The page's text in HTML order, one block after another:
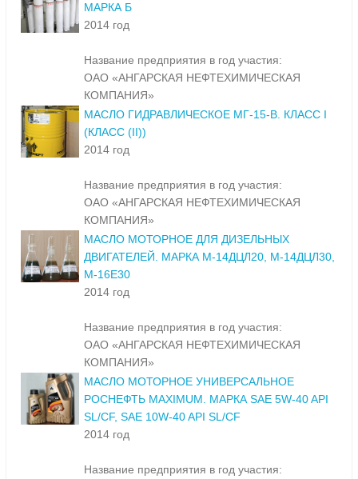
МАРКА Б
2014 год
Название предприятия в год участия:
ОАО «АНГАРСКАЯ НЕФТЕХИМИЧЕСКАЯ
КОМПАНИЯ»
МАСЛО ГИДРАВЛИЧЕСКОЕ МГ-15-В. КЛАСС I
(КЛАСС (II))
2014 год
Название предприятия в год участия:
ОАО «АНГАРСКАЯ НЕФТЕХИМИЧЕСКАЯ
КОМПАНИЯ»
МАСЛО МОТОРНОЕ ДЛЯ ДИЗЕЛЬНЫХ
ДВИГАТЕЛЕЙ. МАРКА М-14ДЦЛ20, М-14ДЦЛ30,
М-16Е30
2014 год
Название предприятия в год участия:
ОАО «АНГАРСКАЯ НЕФТЕХИМИЧЕСКАЯ
КОМПАНИЯ»
МАСЛО МОТОРНОЕ УНИВЕРСАЛЬНОЕ
РОСНЕФТЬ MAXIMUM. МАРКА SAE 5W-40 API
SL/CF, SAE 10W-40 API SL/CF
2014 год
Название предприятия в год участия: